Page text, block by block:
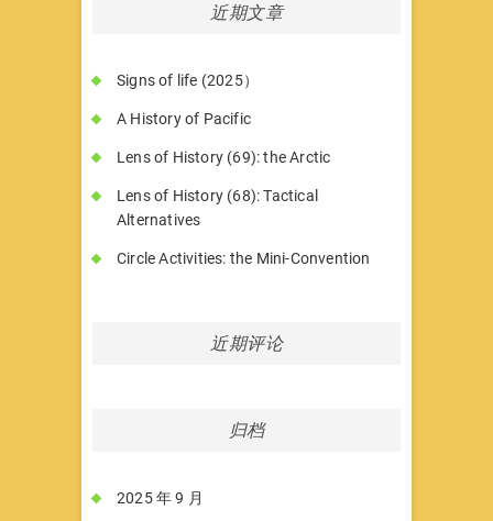
近期文章
Signs of life (2025）
A History of Pacific
Lens of History (69): the Arctic
Lens of History (68): Tactical
Alternatives
Circle Activities: the Mini-Convention
近期评论
归档
2025 年 9 月